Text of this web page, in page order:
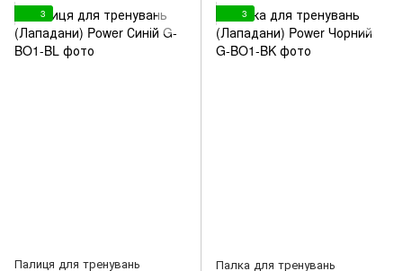
3
Палиця для тренувань
3
Палка для тренувань